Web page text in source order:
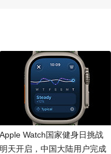
Apple Watch国家健身日挑战
明天开启，中国大陆用户完成